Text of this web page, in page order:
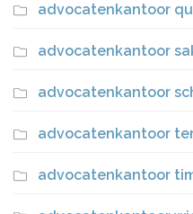
advocatenkantoor
advocatenkantoor
advocatenkantoor
advocatenkantoor
advocatenkantoor